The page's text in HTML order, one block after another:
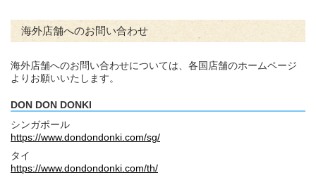
海外店舗へのお問い合わせ
海外店舗へのお問い合わせについては、各国店舗のホームページ
よりお願いいたします。
DON DON DONKI
シンガポール
https://www.dondondonki.com/sg/
タイ
https://www.dondondonki.com/th/